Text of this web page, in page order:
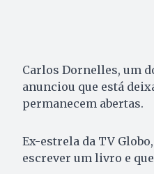
Carlos Dornelles, um
anunciou que está
permanecem abertas.
Ex-estrela da TV
escrever um livro e